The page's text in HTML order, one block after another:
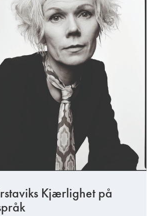
Kjærlighet på